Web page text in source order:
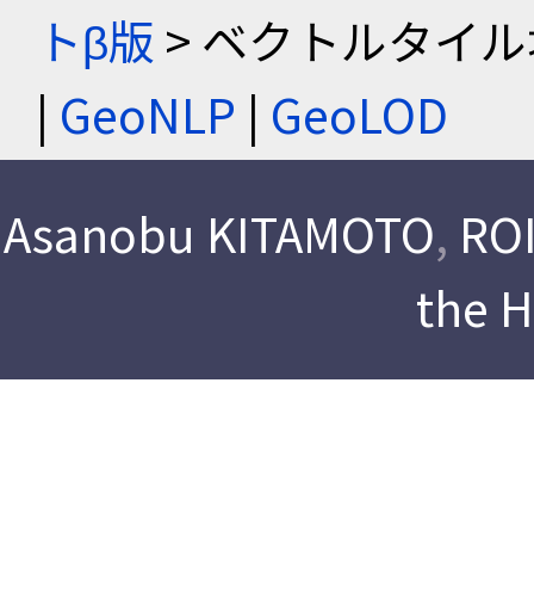
トβ版 > ベクトルタイ
| GeoNLP | GeoLOD
Asanobu KITAMOTO,
the